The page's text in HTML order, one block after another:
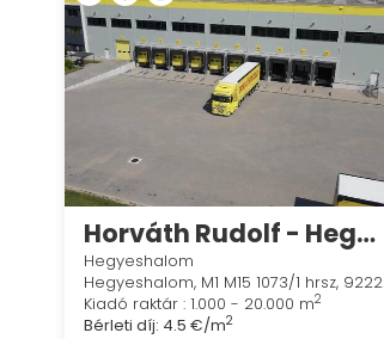
Horváth Rudolf - Hegyeshalom raktár bérlés és teljes körű logisztika
Hegyeshalom
Hegyeshalom, M1 M15 1073/1 hrsz, 9222
Kiadó raktár : 1.000 - 20.000 m2
Bérleti díj: 4.5 €/m2